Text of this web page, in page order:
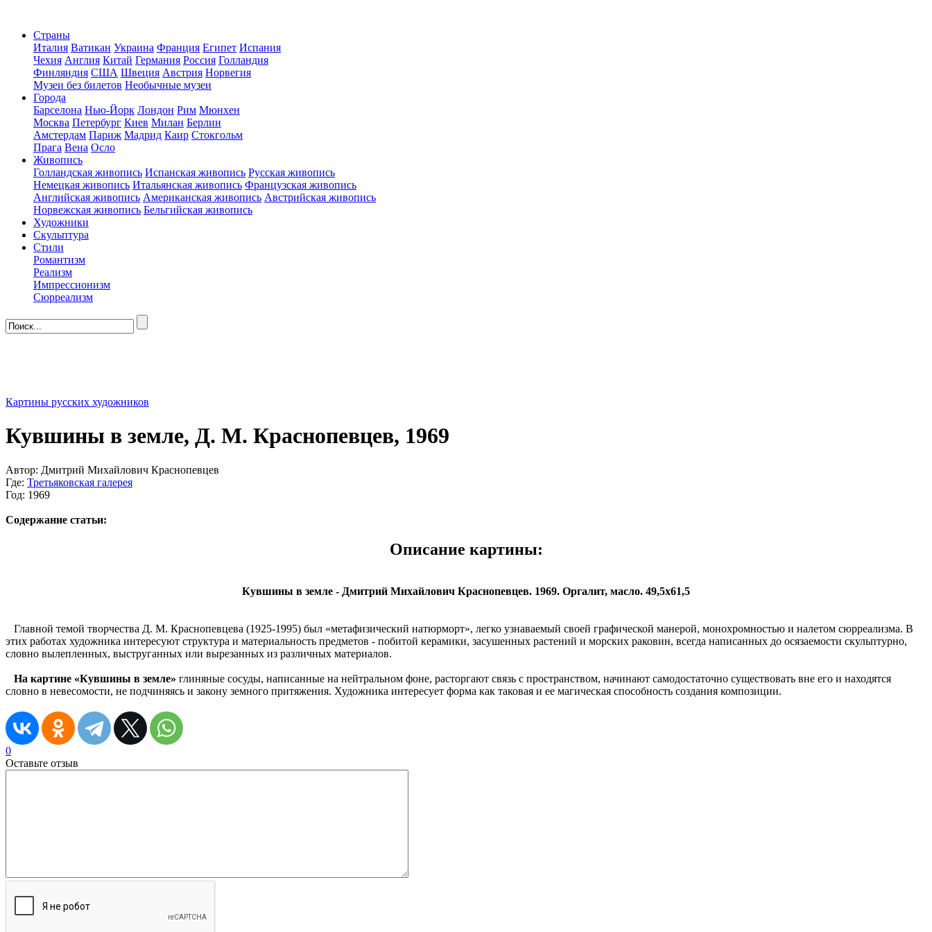
Страны
Италия Ватикан Украина Франция Египет Испания
Чехия Англия Китай Германия Россия Голландия
Финляндия США Швеция Австрия Норвегия
Музеи без билетов Необычные музеи
Города
Барселона Нью-Йорк Лондон Рим Мюнхен
Москва Петербург Киев Милан Берлин
Амстердам Париж Мадрид Каир Стокгольм
Прага Вена Осло
Живопись
Голландская живопись Испанская живопись Русская живопись
Немецкая живопись Итальянская живопись Французская живопись
Английская живопись Американская живопись Австрийская живопись
Норвежская живопись Бельгийская живопись
Художники
Скульптура
Стили
Романтизм
Реализм
Импрессионизм
Сюрреализм
Картины русских художников
Кувшины в земле, Д. М. Краснопевцев, 1969
Автор: Дмитрий Михайлович Краснопевцев
Где: Третьяковская галерея
Год: 1969
Содержание статьи:
Описание картины:
Кувшины в земле - Дмитрий Михайлович Краснопевцев. 1969. Оргалит, масло. 49,5x61,5
Главной темой творчества Д. М. Краснопевцева (1925-1995) был «метафизический натюрморт», легко узнаваемый своей графической манерой, монохромностью и налетом сюрреализма. В
этих работах художника интересуют структура и материальность предметов - побитой керамики, засушенных растений и морских раковин, всегда написанных до осязаемости скульптурно,
словно вылепленных, выструганных или вырезанных из различных материалов.
На картине «Кувшины в земле» глиняные сосуды, написанные на нейтральном фоне, расторгают связь с пространством, начинают самодостаточно существовать вне его и находятся
словно в невесомости, не подчиняясь и закону земного притяжения. Художника интересует форма как таковая и ее магическая способность создания композиции.
0
Оставьте отзыв